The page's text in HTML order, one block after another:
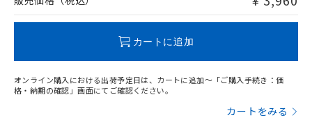
カートに追加
オンライン購入における出荷予定日は、カートに追加～「ご購入手続き：価
格・納期の確認」画面にてご確認ください。
カートをみる